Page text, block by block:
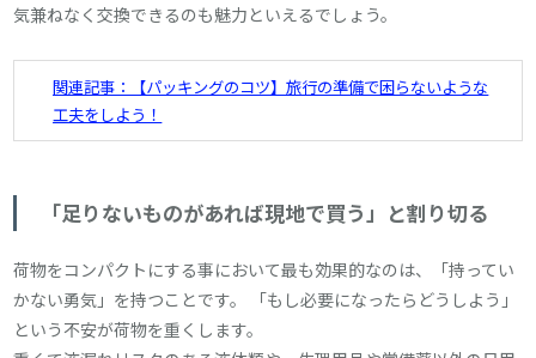
気兼ねなく交換できるのも魅力といえるでしょう。
関連記事：【パッキングのコツ】旅行の準備で困らないような
工夫をしよう！
「足りないものがあれば現地で買う」と割り切る
荷物をコンパクトにする事において最も効果的なのは、「持ってい
かない勇気」を持つことです。 「もし必要になったらどうしよう」
という不安が荷物を重くします。